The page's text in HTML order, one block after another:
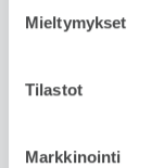
Mieltymykset
Tilastot
Markkinointi